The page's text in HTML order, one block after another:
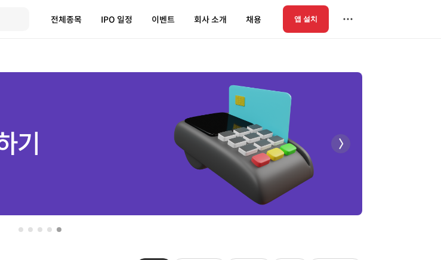
전체종목 IPO 일정 이벤트 회사 소개 채용 앱 설치